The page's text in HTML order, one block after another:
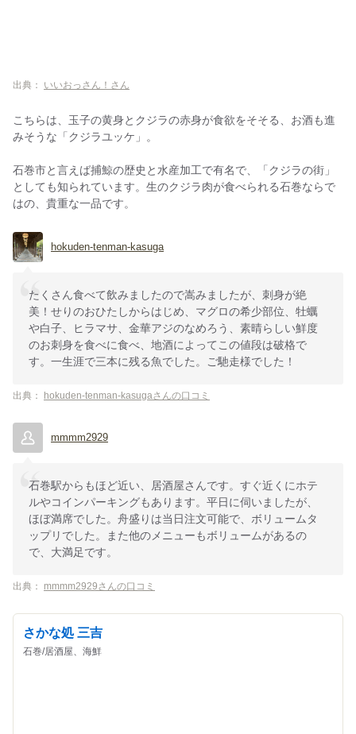
出典： いいおっさん！さん
こちらは、玉子の黄身とクジラの赤身が食欲をそそる、お酒も進
みそうな「クジラユッケ」。
石巻市と言えば捕鯨の歴史と水産加工で有名で、「クジラの街」
としても知られています。生のクジラ肉が食べられる石巻ならで
はの、貴重な一品です。
hokuden-tenman-kasuga
たくさん食べて飲みましたので嵩みましたが、刺身が絶
美！せりのおひたしからはじめ、マグロの希少部位、牡蠣
や白子、ヒラマサ、金華アジのなめろう、素晴らしい鮮度
のお刺身を食べに食べ、地酒によってこの値段は破格で
す。一生涯で三本に残る魚でした。ご馳走様でした！
出典： hokuden-tenman-kasugaさんの口コミ
mmmm2929
石巻駅からもほど近い、居酒屋さんです。すぐ近くにホテ
ルやコインパーキングもあります。平日に伺いましたが、
ほぼ満席でした。舟盛りは当日注文可能で、ボリュームタ
ップリでした。また他のメニューもボリュームがあるの
で、大満足です。
出典： mmmm2929さんの口コミ
さかな処 三吉
石巻/居酒屋、海鮮